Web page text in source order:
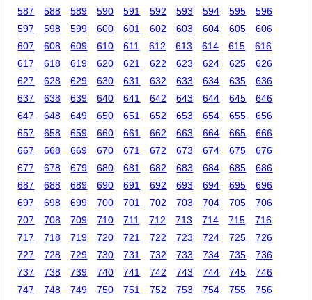
587
588 589 590 591 592 593 594 595
596
597
598 599 600 601 602 603 604 605
606
607
608 609 610 611 612 613 614 615
616
617
618 619 620 621 622 623 624 625
626
627
628 629 630 631 632 633 634 635
636
637
638 639 640 641 642 643 644 645
646
647
648 649 650 651 652 653 654 655
656
657
658 659 660 661 662 663 664 665
666
667
668 669 670 671 672 673 674 675
676
677
678 679 680 681 682 683 684 685
686
687
688 689 690 691 692 693 694 695
696
697
698 699 700 701 702 703 704 705
706
707
708 709 710 711 712 713 714 715
716
717
718 719 720 721 722 723 724 725
726
727
728 729 730 731 732 733 734 735
736
737
738 739 740 741 742 743 744 745
746
747
748 749 750 751 752 753 754 755
756